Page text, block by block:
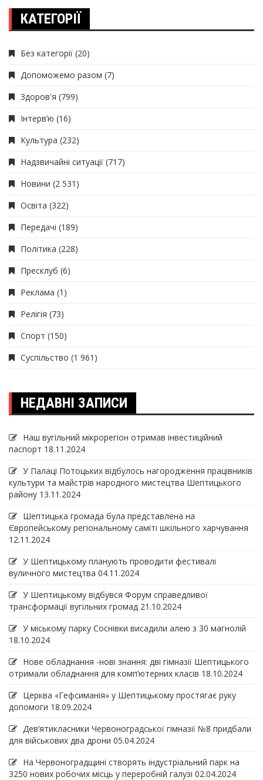
КАТЕГОРІЇ
Без категорії (20)
Допоможемо разом (7)
Здоров'я (799)
Інтерв’ю (16)
Культура (232)
Надзвичайні ситуації (717)
Новини (2 531)
Освіта (322)
Передачі (189)
Політика (228)
Пресклуб (6)
Реклама (1)
Релігія (73)
Спорт (150)
Суспільство (1 961)
НЕДАВНІ ЗАПИСИ
Наш вугільний мікрорегіон отримав інвеcтиційний
паспорт 18.11.2024
У Палаці Потоцьких відбулось нагородження працівників
культури та майстрів народного мистецтва Шептицького
району 13.11.2024
Шептицька громада була представлена на
Європейському регіональному саміті шкільного харчування
12.11.2024
У Шептицькому планують проводити фестивалі
вуличного мистецтва 04.11.2024
У Шептицькому відбувся Форум справедливої
трансформації вугільних громад 21.10.2024
У міському парку Соснівки висадили алею з 30 магнолій
18.10.2024
Нове обладнання -нові знання: дві гімназії Шептицького
отримали обладнання для комп’ютерних класів 18.10.2024
Церква «Гефсиманія» у Шептицькому простягає руку
допомоги 18.09.2024
Дев‘ятикласники Червоноградської гімназії №8 придбали
для військових два дрони 05.04.2024
На Червоноградщині створять індустріальний парк на
3250 нових робочих місць у переробній галузі 02.04.2024